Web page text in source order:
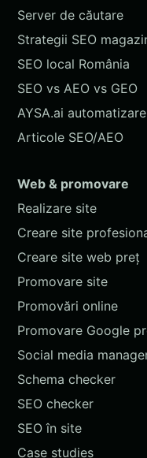
Server de căutare
Strategii SEO
SEO local România
SEO vs AEO vs GEO
AYSA.ai
Articole SEO/AEO
Web & promovare
Realizare site
Creare site
Creare site web preț
Promovare site
Promovări online
Promovare Google
Social media
Schema checker
SEO checker
SEO în site
Case studies